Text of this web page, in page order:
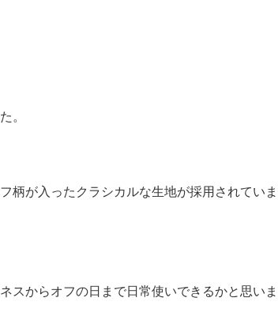
。
柄が入ったクラシカルな生地が採用されてい
スからオフの日まで日常使いできるかと思い